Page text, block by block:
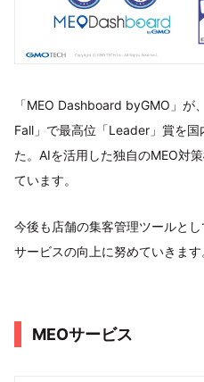
「MEO Dashboard byGMO」
Fall」で最高位「Leader」賞を
た。AIを活用した独自のMEO対
ています。
今後も店舗の集客管理ツールとし
サービスの向上に努めていきます
MEOサービス